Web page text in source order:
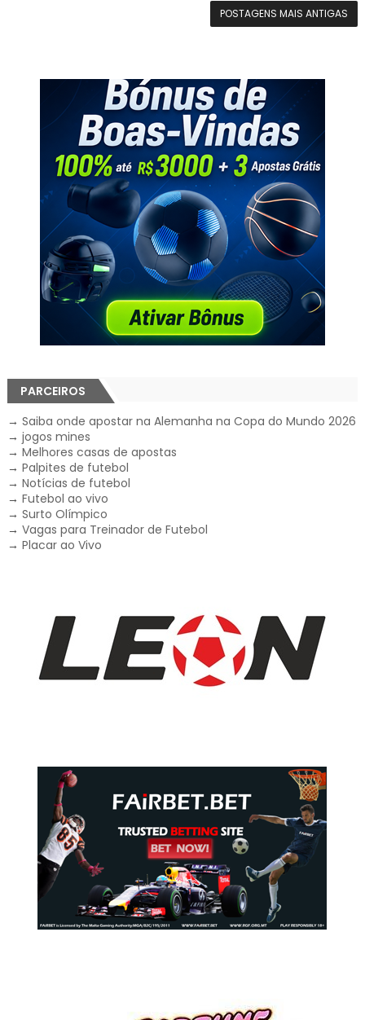
POSTAGENS MAIS ANTIGAS
PARCEIROS
→ Saiba onde apostar na Alemanha na Copa do Mundo 2026
→ jogos mines
→ Melhores casas de apostas
→ Palpites de futebol
→ Notícias de futebol
→ Futebol ao vivo
→ Surto Olímpico
→ Vagas para Treinador de Futebol
→ Placar ao Vivo